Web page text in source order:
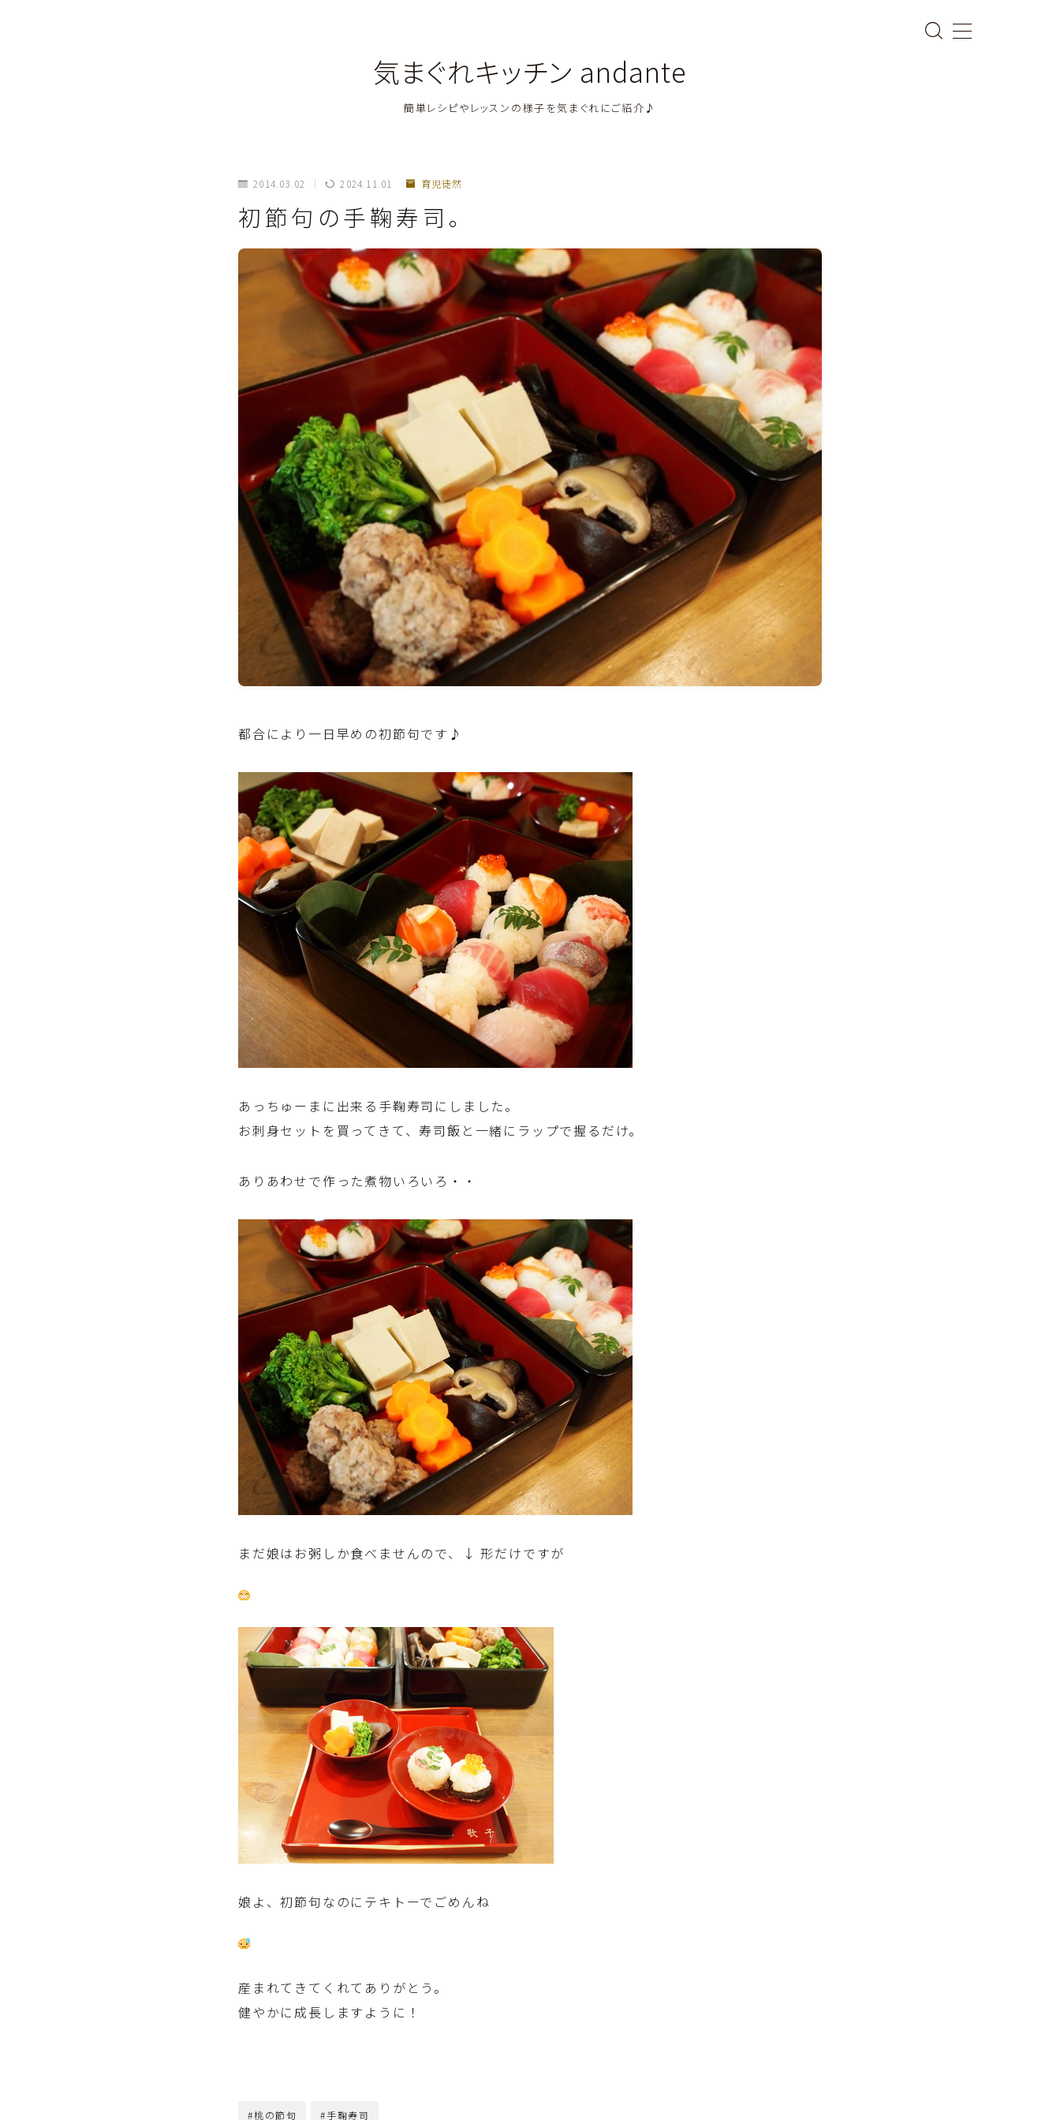
気まぐれキッチン andante
簡単レシピやレッスンの様子を気まぐれにご紹介♪
料理関連のお仕事・メディア掲載レシピ
鶏肉料理
豚肉料理
牛肉料理
ひき肉料理
卵料理
野菜料理(ブロッコリー・カリフラワー・パプ
リカ・菜の花・その他)
野菜料理(きゅうり・なす・トマト・ピーマン・
かぼちゃ・ゴーヤ)
野菜料理(キャベツ・白菜・ほうれん草・レタ
ス・小松菜・にら)
ら豆・えんどう・オクラ)
野菜料理(玉ねぎ・ねぎ・アボカド・青梗菜・
セロリ・アスパラガス)
根菜料理（にんじん・ごぼう・かぶ・大根・れ
んこん・ビーツ)
芋類(じゃが芋・さつま芋・里芋・山芋)
もやし・豆苗・たけのこ・せり・ふき・その他
山菜料理
洋菓子 (焼き菓子)
洋菓子 (その他)
パン・パンケーキ・スコーン・食事パイ・ケー
クサレ・粉もの
米/ご飯料理・もち料理
麺料理(パスタ・うどん・そうめん・春雨な
ど)
ハム・ベーコン・ソーセー・・スパム・チーズ
料理
豆腐・厚揚げ・油揚げ・納豆・豆類・豆製品
料理
コーン等)
乾物・海藻・麩料理
お弁当
漬物・ピクルス・保存食・発酵食品
圧力鍋使用の料理
ソース・ドレッシング・たれ・ディップ類
ドリンク・シロップ・ジャム類
テーブルコーディネート・食器・調理器具
2014.03.02 2024.11.01 育児徒然
初節句の手鞠寿司。
都合により一日早めの初節句です♪
あっちゅーまに出来る手鞠寿司にしました。
お刺身セットを買ってきて、寿司飯と一緒にラップで握るだけ。
ありあわせで作った煮物いろいろ・・
まだ娘はお粥しか食べませんので、↓ 形だけですが
娘よ、初節句なのにテキトーでごめんね
産まれてきてくれてありがとう。
健やかに成長しますように！
#桃の節句 #手鞠寿司